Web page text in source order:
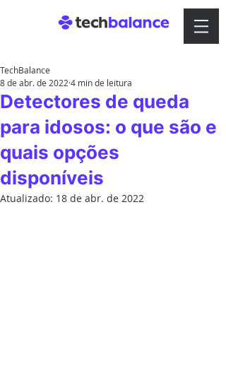
Detectores de queda
para idosos: o que são e
quais opções
disponíveis
TechBalance
8 de abr. de 2022 4 min de leitura
Atualizado: 18 de abr. de 2022